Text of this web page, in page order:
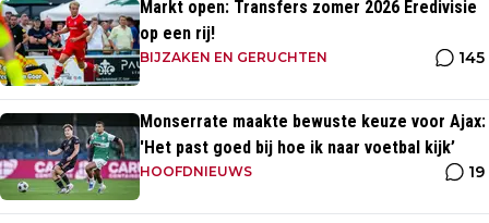
Markt open: Transfers zomer 2026 Eredivisie
op een rij!
BIJZAKEN EN GERUCHTEN 145
Monserrate maakte bewuste keuze voor Ajax:
'Het past goed bij hoe ik naar voetbal kijk’
HOOFDNIEUWS 19